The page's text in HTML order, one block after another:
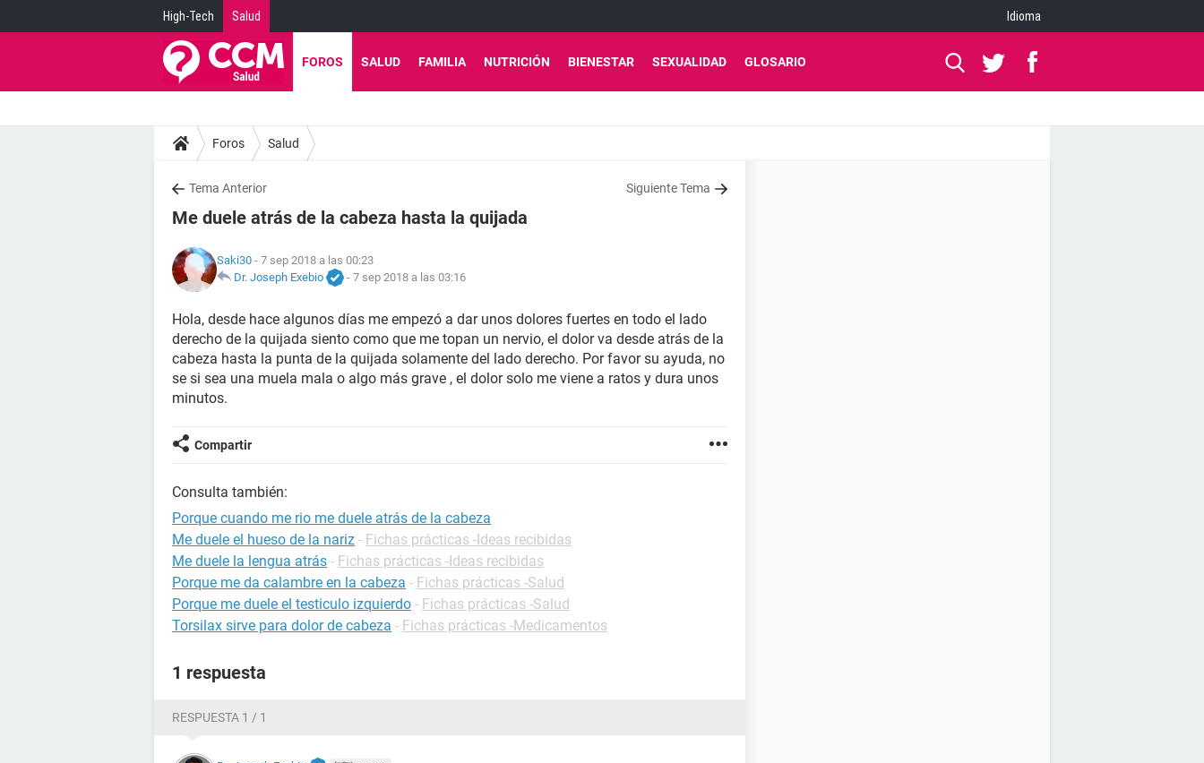
High-Tech Salud Idioma
FOROS SALUD FAMILIA NUTRICIÓN BIENESTAR SEXUALIDAD GLOSARIO
Foros Salud
Tema Anterior Siguiente Tema
Me duele atrás de la cabeza hasta la quijada
Saki30 - 7 sep 2018 a las 00:23
Dr. Joseph Exebio
- 7 sep 2018 a las 03:16
Hola, desde hace algunos días me empezó a dar unos dolores fuertes en todo el lado
derecho de la quijada siento como que me topan un nervio, el dolor va desde atrás de la
cabeza hasta la punta de la quijada solamente del lado derecho. Por favor su ayuda, no
se si sea una muela mala o algo más grave , el dolor solo me viene a ratos y dura unos
minutos.
Compartir
Consulta también:
Porque cuando me rio me duele atrás de la cabeza
Me duele el hueso de la nariz - Fichas prácticas -Ideas recibidas
Me duele la lengua atrás - Fichas prácticas -Ideas recibidas
Porque me da calambre en la cabeza - Fichas prácticas -Salud
Porque me duele el testiculo izquierdo - Fichas prácticas -Salud
Torsilax sirve para dolor de cabeza - Fichas prácticas -Medicamentos
1 respuesta
RESPUESTA 1 / 1